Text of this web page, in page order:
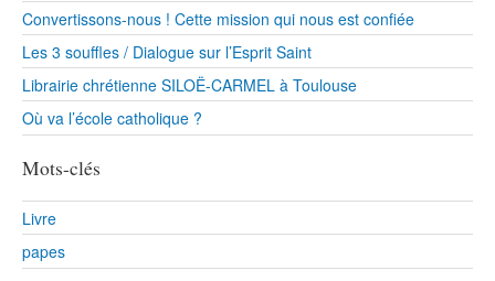
Convertissons-nous ! Cette mission qui nous est confiée
Les 3 souffles / Dialogue sur l’Esprit Saint
Librairie chrétienne SILOË-CARMEL à Toulouse
Où va l’école catholique ?
Mots-clés
Livre
papes